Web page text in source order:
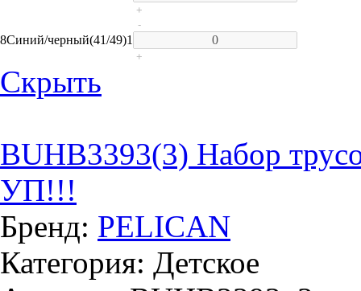
+
8Синий/черный(41/49)1
-
+
Скрыть
BUHB3393(3) Набор
УП!!!
Бренд: PELICAN
Категория: Детское